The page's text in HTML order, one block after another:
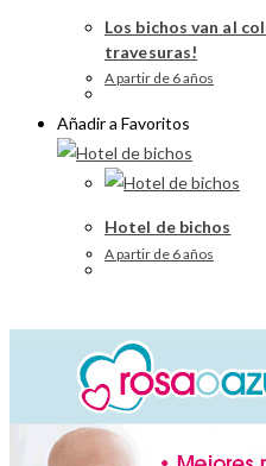
Los bichos van al
travesuras!
A partir de 6 años
Añadir a Favoritos
Hotel de bichos
A partir de 6 años